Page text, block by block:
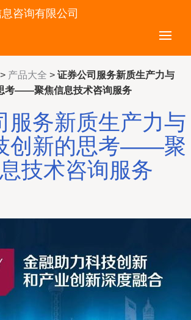
咨询有限公司
> 产品大全 > 证券公司服务新质生产力与
考——聚焦信息技术咨询服务
服务新质生产力与
创新的思考——聚
技术咨询服务